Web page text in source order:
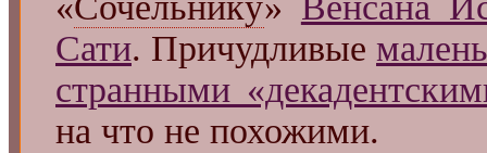
Сати. Причудливые
странными
на что не похожими.